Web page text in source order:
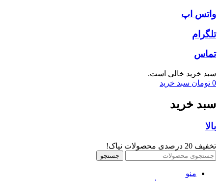
واتس اپ
تلگرام
تماس
سبد خرید خالی است.
0 تومان سبد خرید
سبد خرید
بالا
تخفیف 20 درصدی محصولات نیاک!
جستجو
منو